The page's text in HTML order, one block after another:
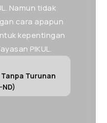
Namun tidak
cara apapun
kepentingan
PIKUL.
Turunan